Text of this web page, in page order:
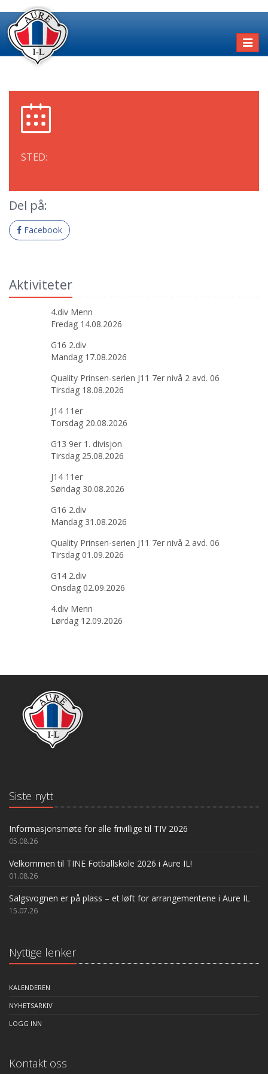
STED:
Del på:
Facebook
Aktiviteter
4.div Menn
Fredag 14.08.2026
G16 2.div
Mandag 17.08.2026
Quality Prinsen-serien J11 7er nivå 2 avd. 06
Tirsdag 18.08.2026
J14 11er
Torsdag 20.08.2026
G13 9er 1. divisjon
Tirsdag 25.08.2026
J14 11er
Søndag 30.08.2026
G16 2.div
Mandag 31.08.2026
Quality Prinsen-serien J11 7er nivå 2 avd. 06
Tirsdag 01.09.2026
G14 2.div
Onsdag 02.09.2026
4.div Menn
Lørdag 12.09.2026
Siste nytt
Informasjonsmøte for alle frivillige til TIV 2026
05.08.26
Velkommen til TINE Fotballskole 2026 i Aure IL!
01.08.26
Salgsvognen er på plass – et løft for arrangementene i Aure IL
15.07.26
Nyttige lenker
KALENDEREN
NYHETSARKIV
LOGG INN
Kontakt oss